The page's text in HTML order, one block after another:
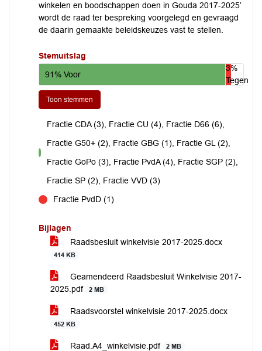
winkelen en boodschappen doen in Gouda 2017-2025’
wordt de raad ter bespreking voorgelegd en gevraagd
de daarin gemaakte beleidskeuzes vast te stellen.
Stemuitslag
91% Voor
3%
Tegen
Toon stemmen
voor
Fractie CDA (3), Fractie CU (4), Fractie D66 (6),
Fractie G50+ (2), Fractie GBG (1), Fractie GL (2),
Fractie GoPo (3), Fractie PvdA (4), Fractie SGP (2),
Fractie SP (2), Fractie VVD (3)
Fractie PvdD (1)
Bijlagen
Raadsbesluit winkelvisie 2017-2025.docx
414 KB
Geamendeerd Raadsbesluit Winkelvisie 2017-
2025.pdf
2 MB
Raadsvoorstel winkelvisie 2017-2025.docx
452 KB
Raad.A4_winkelvisie.pdf 2 MB